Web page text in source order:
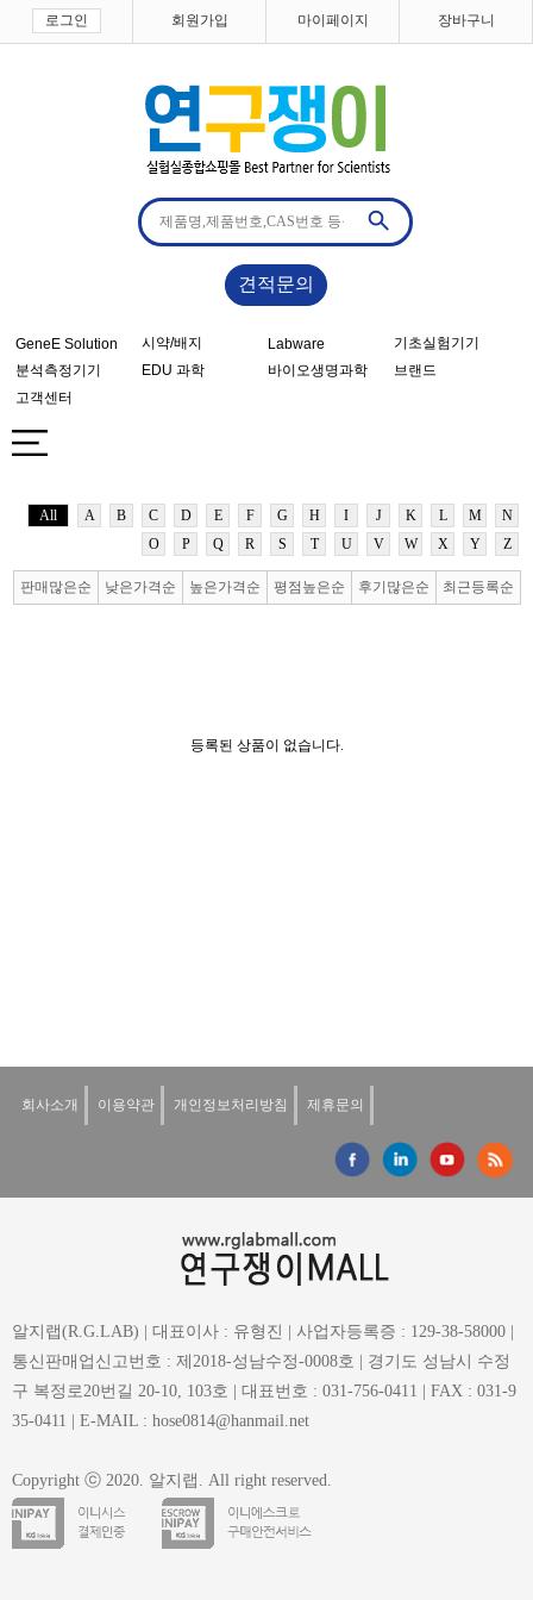
로그인 회원가입 마이페이지 장바구니
견적문의
GeneE Solution 시약/배지 Labware
기초실험기기
분석측정기기
EDU 과학 바이오생명과학
브랜드
고객센터
All A B C D E F G H I J K L M
N
O
P Q R S T U V W X Y Z
판매많은순 낮은가격순 높은가격순 평점높은순 후기많은순 최근등록순
등록된 상품이 없습니다.
회사소개 이용약관 개인정보처리방침 제휴문의
알지랩(R.G.LAB) | 대표이사 : 유형진 | 사업자등록증 : 129-38-58000 |
통신판매업신고번호 : 제2018-성남수정-0008호 | 경기도 성남시 수정
구 복정로20번길 20-10, 103호 | 대표번호 : 031-756-0411 | FAX : 031-9
35-0411 | E-MAIL : hose0814@hanmail.net
Copyright ⓒ 2020. 알지랩. All right reserved.